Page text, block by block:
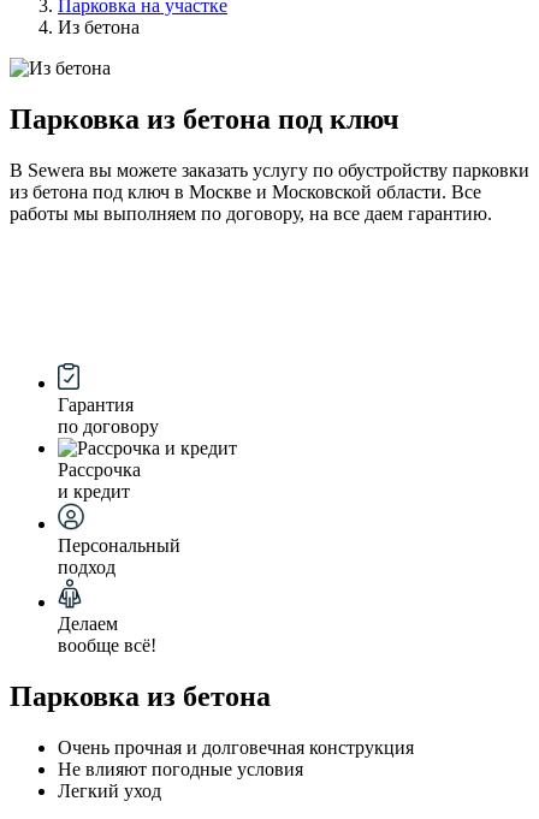
Парковка на участке
Из бетона
Парковка из бетона под ключ
В Sewera вы можете заказать услугу по обустройству парковки
из бетона под ключ в Москве и Московской области. Все
работы мы выполняем по договору, на все даем гарантию.
Гарантия
по договору
Рассрочка
и кредит
Персональный
подход
Делаем
вообще всё!
Парковка из бетона
Очень прочная и долговечная конструкция
Не влияют погодные условия
Легкий уход